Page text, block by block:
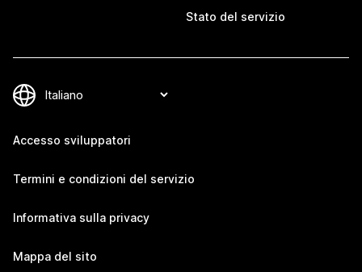
Stato del servizio
Accesso sviluppatori
Termini e condizioni del servizio
Informativa sulla privacy
Mappa del sito